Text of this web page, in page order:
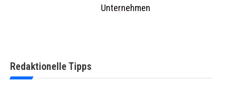
Unternehmen
Redaktionelle Tipps